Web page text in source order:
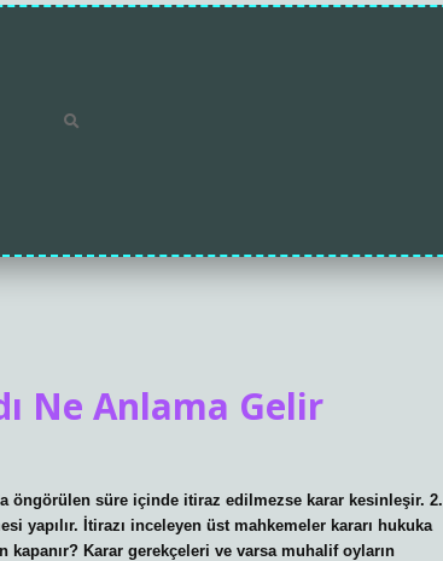
Ne Anlama Gelir
öngörülen süre içinde itiraz edilmezse karar kesinleşir. 2.
yapılır. İtirazı inceleyen üst mahkemeler kararı hukuka
Karar gerekçeleri ve varsa muhalif oyların